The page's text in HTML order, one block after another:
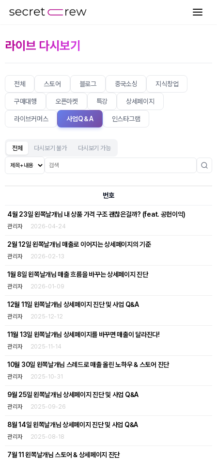
라이브 다시보기
전체 스토어 블로그 중국소싱 지식창업
구매대행 오픈마켓 특강 상세페이지
라이브커머스 사업Q＆A 인스타그램
전체 다시보기 불가 다시보기 가능
번호
4월 23일 왼쪽날개님 내 상품 가격 구조 괜찮은걸까? (feat. 공헌이익)
관리자 2026-04-24
2월 12일 왼쪽날개님 매출로 이어지는 상세페이지의 기준
관리자 2026-02-13
1월 8일 왼쪽날개님 매출 흐름을 바꾸는 상세페이지 진단
관리자 2026-01-09
12월 11일 왼쪽날개님 상세페이지 진단 및 사업 Q&A
관리자 2025-12-12
11월 13일 왼쪽날개님 상세페이지를 바꾸면 매출이 달라진다!
관리자 2025-11-14
10월 30일 왼쪽날개님 스레드로 매출 올린 노하우 & 스토어 진단
관리자 2025-10-31
9월 25일 왼쪽날개님 상세페이지 진단 및 사업 Q&A
관리자 2025-09-26
8월 14일 왼쪽날개님 상세페이지 진단 및 사업 Q&A
관리자 2025-08-18
7월 11 왼쪽날개님 스토어 & 상세페이지 진단